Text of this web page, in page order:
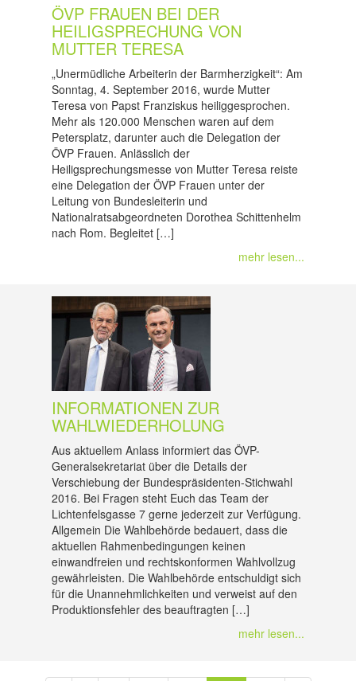
ÖVP FRAUEN BEI DER
HEILIGSPRECHUNG VON
MUTTER TERESA
„Unermüdliche Arbeiterin der Barmherzigkeit“: Am
Sonntag, 4. September 2016, wurde Mutter
Teresa von Papst Franziskus heiliggesprochen.
Mehr als 120.000 Menschen waren auf dem
Petersplatz, darunter auch die Delegation der
ÖVP Frauen. Anlässlich der
Heiligsprechungsmesse von Mutter Teresa reiste
eine Delegation der ÖVP Frauen unter der
Leitung von Bundesleiterin und
Nationalratsabgeordneten Dorothea Schittenhelm
nach Rom. Begleitet […]
mehr lesen...
INFORMATIONEN ZUR
WAHLWIEDERHOLUNG
Aus aktuellem Anlass informiert das ÖVP-
Generalsekretariat über die Details der
Verschiebung der Bundespräsidenten-Stichwahl
2016. Bei Fragen steht Euch das Team der
Lichtenfelsgasse 7 gerne jederzeit zur Verfügung.
Allgemein Die Wahlbehörde bedauert, dass die
aktuellen Rahmenbedingungen keinen
einwandfreien und rechtskonformen Wahlvollzug
gewährleisten. Die Wahlbehörde entschuldigt sich
für die Unannehmlichkeiten und verweist auf den
Produktionsfehler des beauftragten […]
mehr lesen...